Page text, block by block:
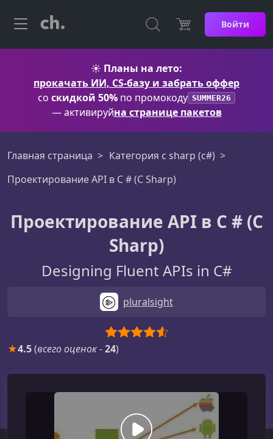
Войти
☀️ Планы на лето:
прокачать ИИ, CS-базу и забрать оффер
со скидкой 50% по промокоду SUMMER26
— активируйна странице пакетов
Главная страница
Категория c sharp (c#)
Проектирование API в C # (C Sharp)
Проектирование API в C # (C
Sharp)
Designing Fluent APIs in C#
pluralsight
★4.5(всего оценок-24)